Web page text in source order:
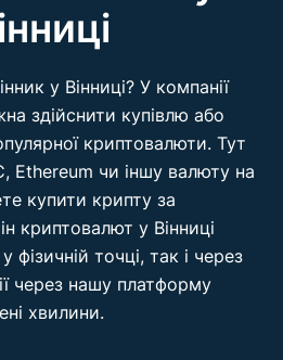
у Вінниці? У компанії
здійснити купівлю або
криптовалюти. Тут
Ethereum чи іншу валюту на
купити крипту за
криптовалют у Вінниці
фізичній точці, так і через
через нашу платформу
хвилини.